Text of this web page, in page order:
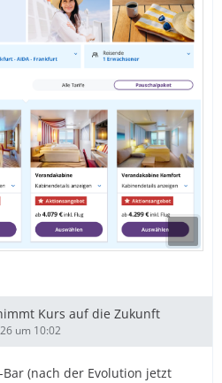
Kurs auf die Zukunft
um 10:02
(nach der Evolution jetzt